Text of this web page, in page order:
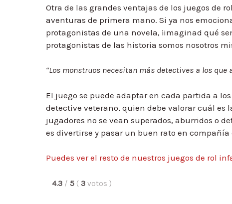
Otra de las grandes ventajas de los juegos de
aventuras de primera mano. Si ya nos
protagonistas de una novela, ¡imaginad qué
protagonistas de las historia somos nosotros
“Los monstruos necesitan más detectives a los que
El juego se puede adaptar en cada partida a
detective veterano, quien debe valorar cuál
jugadores no se vean superados, aburridos o
es divertirse y pasar un buen rato en compañía
Puedes ver el resto de nuestros juegos de rol
4.3 / 5 ( 3 votos )